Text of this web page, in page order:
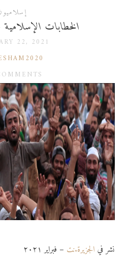
الخطابات
22, 2021
نشر فيالجزيرة.نت – فبراير ٢٠٢١